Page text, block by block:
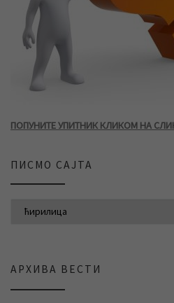
ПОПУНИТЕ УПИТНИК КЛИКОМ НА
ПИСМО САЈТА
АРХИВА ВЕСТИ